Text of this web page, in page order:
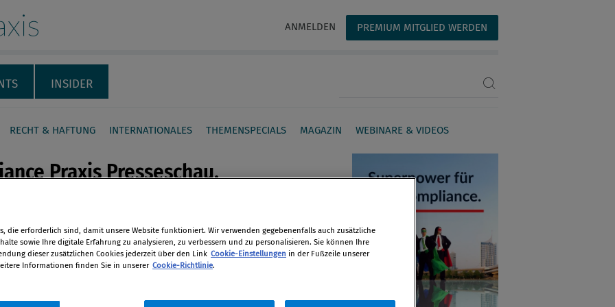
ANMELDEN PREMIUM MITGLIED WERDEN
INSIDER
RECHT & HAFTUNG INTERNATIONALES THEMENSPECIALS MAGAZIN WEBINARE & VIDEOS
Praxis Presseschau,
die erforderlich sind, damit unsere Website funktioniert. Wir verwenden gegebenenfalls auch zusätzliche
sowie Ihre digitale Erfahrung zu analysieren, zu verbessern und zu personalisieren. Sie können Ihre
dieser zusätzlichen Cookies jederzeit über den Link Cookie-Einstellungen in der Fußzeile unserer
Informationen finden Sie in unserer Cookie-Richtlinie.